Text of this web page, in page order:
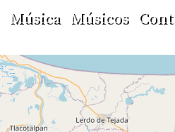
Música Músicos